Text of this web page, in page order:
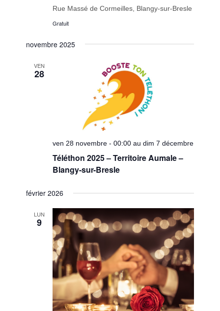
Rue Massé de Cormeilles, Blangy-sur-Bresle
Gratuit
novembre 2025
VEN
28
ven 28 novembre - 00:00 au dim 7 décembre
Téléthon 2025 – Territoire Aumale –
Blangy-sur-Bresle
février 2026
LUN
9